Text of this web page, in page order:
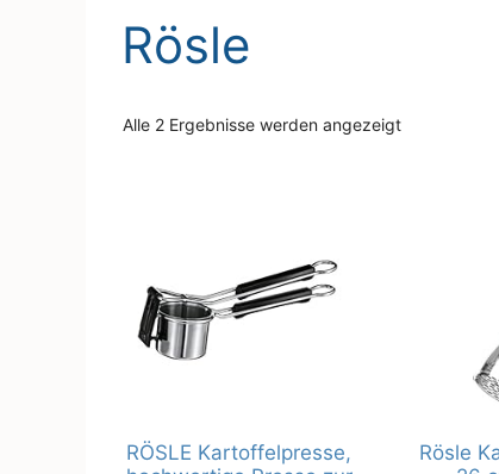
Rösle
Alle 2 Ergebnisse werden angezeigt
RÖSLE Kartoffelpresse,
Rösle